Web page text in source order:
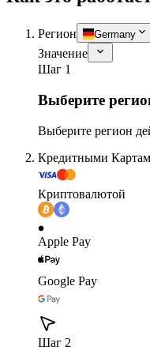
Регион Germany
Значение
Шаг 1
Выберите
Выберите регион
Кредитными
Криптовалютой
Apple Pay
Google Pay
Шаг 2